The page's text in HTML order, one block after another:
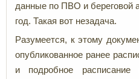
данные по ПВО и береговой
год. Такая вот незадача.
Разумеется, к этому
опубликованное ранее
и подробное